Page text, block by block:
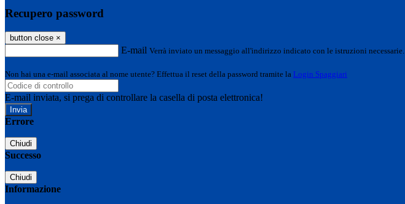
Recupero password
button close ×
E-mail Verrà inviato un messaggio all'indirizzo indicato con le istruzioni necessarie.
Non hai una e-mail associata al nome utente? Effettua il reset della password tramite la Login Spaggiari
E-mail inviata, si prega di controllare la casella di posta elettronica!
Errore
Chiudi
Successo
Chiudi
Informazione